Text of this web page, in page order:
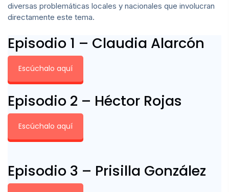
diversas problemáticas locales y nacionales que involucran
directamente este tema.
Episodio 1 – Claudia Alarcón
Escúchalo aquí
Episodio 2 – Héctor Rojas
Escúchalo aquí
Episodio 3 – Prisilla González